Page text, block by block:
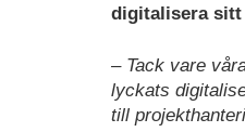
digitalisera sitt
– Tack vare
lyckats
till